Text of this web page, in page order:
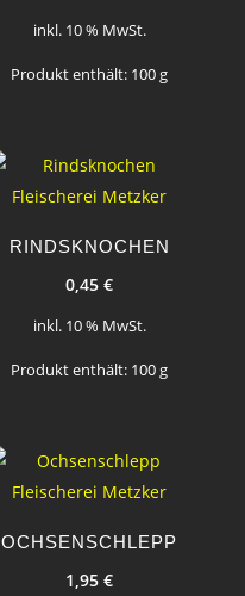
inkl. 10 % MwSt.
Produkt enthält: 100g
RINDSKNOCHEN
0,45€
inkl. 10 % MwSt.
Produkt enthält: 100g
OCHSENSCHLEPP
1,95€